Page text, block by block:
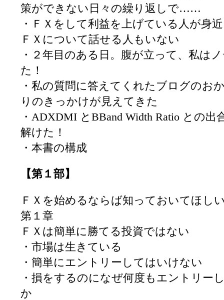
策ができない日々の繰り返しで……
・ＦＸをして利益を上げている人が身
ＦＸについて話せる人もいない
・２年目のある日。腹が立って、私は
た！
・私の質問に答えてくれたブログのお
りのきっかけが見えてきた
・ADXDMI とBBand Width Ratio との出
解けた！
・本書の構成
【第１部】
ＦＸを始めるならば知っておいてほし
第１章
ＦＸは簡単に勝てる投資ではない
・市場は生きている
・簡単にエントリーしてはいけない
・損をするのになぜ何度もエントリー
か